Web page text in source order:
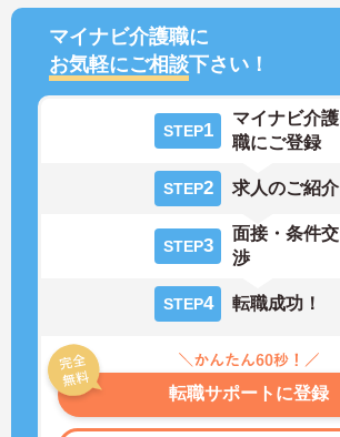
マイナビ介護職に
お気軽にご相談下さい！
STEP1
マイナビ介護
職にご登録
STEP2 求人のご紹介
STEP3
面接・条件交
渉
STEP4 転職成功！
転職サポートに登録